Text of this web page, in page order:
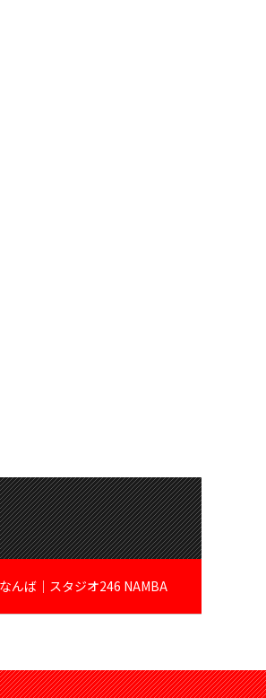
んば｜スタジオ246 NAMBA